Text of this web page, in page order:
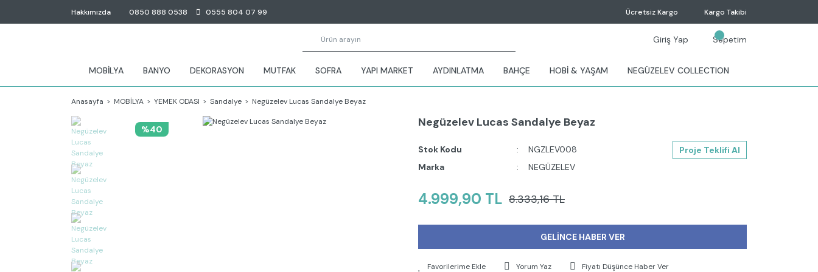
Hakkımızda 0850 888 0538 0555 804 07 99 Ücretsiz Kargo Kargo Takibi
Giriş Yap Sepetim
MOBİLYA BANYO DEKORASYON MUTFAK SOFRA YAPI MARKET AYDINLATMA BAHÇE HOBİ & YAŞAM NEGÜZELEV COLLECTION
Anasayfa MOBİLYA YEMEK ODASI Sandalye Negüzelev Lucas Sandalye Beyaz
%40 Negüzelev Lucas Sandalye Beyaz
Stok Kodu
NGZLEV008
Marka
NEGÜZELEV
Proje Teklifi Al
4.999,90 TL 8.333,16 TL
GELİNCE HABER VER
Yorum Yaz Fiyatı Düşünce Haber Ver